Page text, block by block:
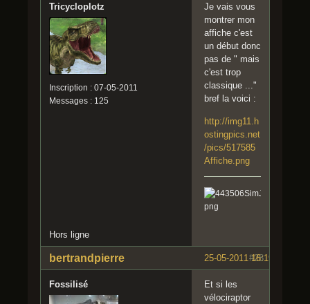
Tricycloplotz
Inscription : 07-05-2011
Messages : 125
Je vais vous
montrer mon
affiche c'est
un début donc
pas de " mais
c'est trop
classique ..."
bref la voici :
http://img11.h
ostingpics.net
/pics/517585
Affiche.png
Hors ligne
#28
25-05-2011 16:19:11
bertrandpierre
Fossilisé
Et si les
vélociraptor